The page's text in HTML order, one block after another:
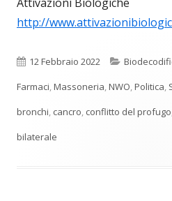
http://
Pubblicato
12 Febbraio 2022 Categorie
Farmaci,Massoneria,NWO,Politica,
bronchi, cancro, conflitto del profugo
bilaterale